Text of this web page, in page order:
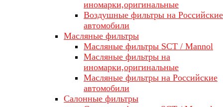
иномарки,оригинальные
Воздушные фильтры на Российские
автомобили
Масляные фильтры
Масляные фильтры SCT / Mannol
Масляные фильтры на
иномарки,оригинальные
Масляные фильтры на Российские
автомобили
Салонные фильтры